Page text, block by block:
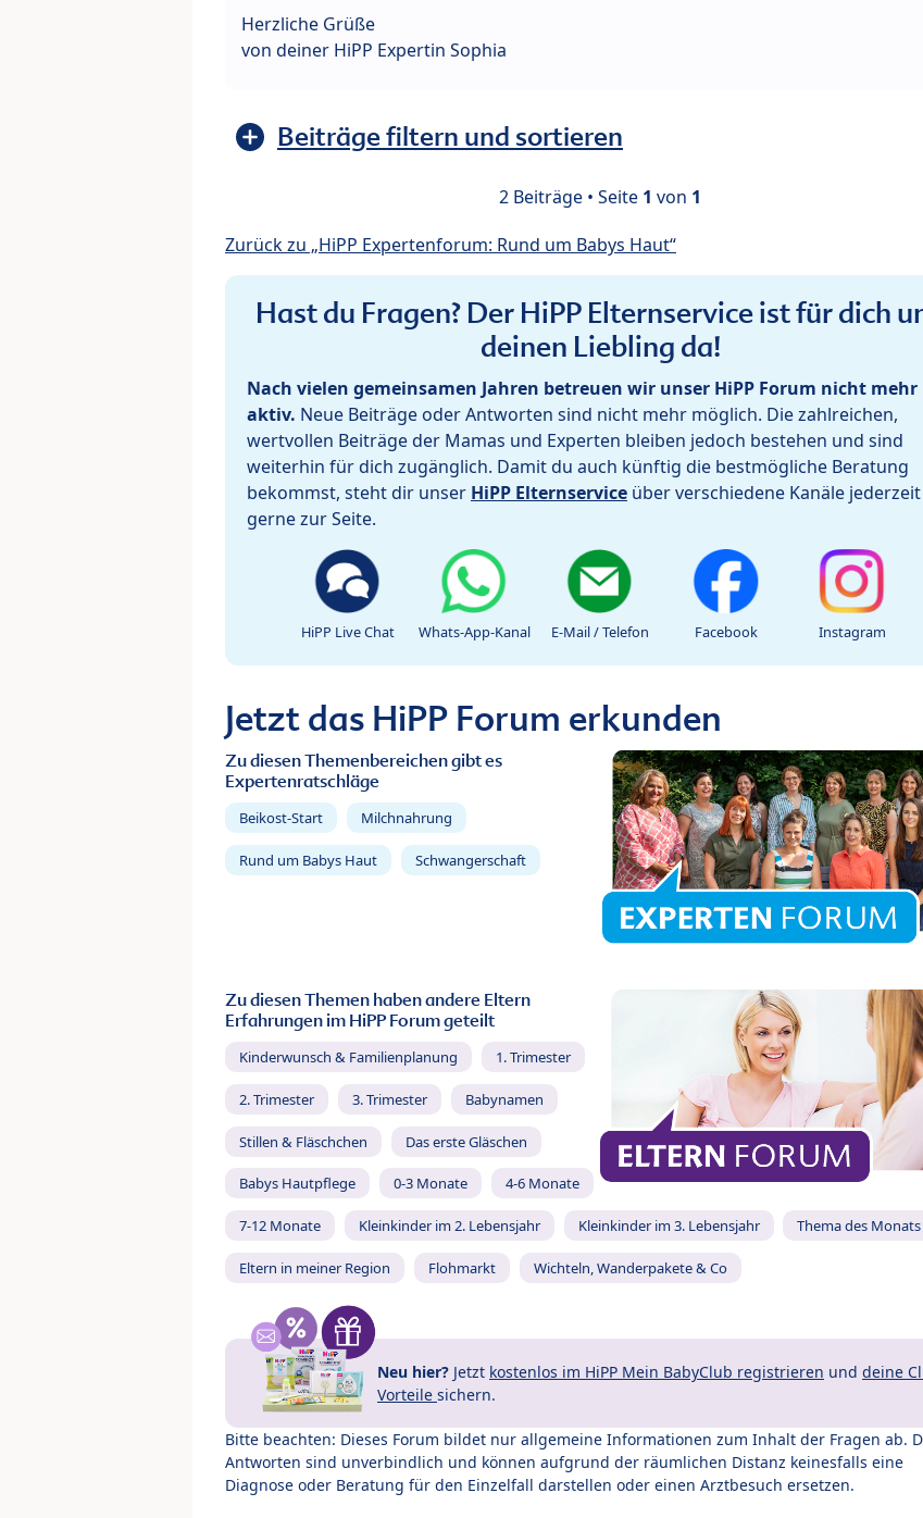
Herzliche Grüße
von deiner HiPP Expertin Sophia
Beiträge filtern und sortieren
2 Beiträge • Seite 1 von 1
Zurück zu „HiPP Expertenforum: Rund um Babys Haut“
Hast du Fragen? Der HiPP Elternservice ist für dich
deinen Liebling da!
Nach vielen gemeinsamen Jahren betreuen wir unser HiPP Forum nicht mehr
aktiv. Neue Beiträge oder Antworten sind nicht mehr möglich. Die zahlreichen,
wertvollen Beiträge der Mamas und Experten bleiben jedoch bestehen und sind
weiterhin für dich zugänglich. Damit du auch künftig die bestmögliche Beratung
bekommst, steht dir unser HiPP Elternservice über verschiedene Kanäle jederzeit
gerne zur Seite.
HiPP Live Chat Whats-App-Kanal E-Mail / Telefon Facebook Instagram
Jetzt das HiPP Forum erkunden
Zu diesen Themenbereichen gibt es
Expertenratschläge
Beikost-Start Milchnahrung
Rund um Babys Haut Schwangerschaft
Zu diesen Themen haben andere Eltern
Erfahrungen im HiPP Forum geteilt
Kinderwunsch & Familienplanung 1. Trimester
2. Trimester 3. Trimester Babynamen
Stillen & Fläschchen Das erste Gläschen
Babys Hautpflege 0-3 Monate 4-6 Monate
7-12 Monate Kleinkinder im 2. Lebensjahr Kleinkinder im 3. Lebensjahr Thema des Monats
Eltern in meiner Region Flohmarkt Wichteln, Wanderpakete & Co
Neu hier? Jetzt kostenlos im HiPP Mein BabyClub registrieren und deine
Vorteile sichern.
Bitte beachten: Dieses Forum bildet nur allgemeine Informationen zum Inhalt der Fragen ab.
Antworten sind unverbindlich und können aufgrund der räumlichen Distanz keinesfalls eine
Diagnose oder Beratung für den Einzelfall darstellen oder einen Arztbesuch ersetzen.